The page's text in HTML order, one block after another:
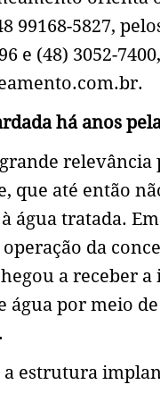
99168-5827,
e (48) 3052-
há anos
relevância
que até então
água tratada.
da
a receber a
água por meio
estrutura